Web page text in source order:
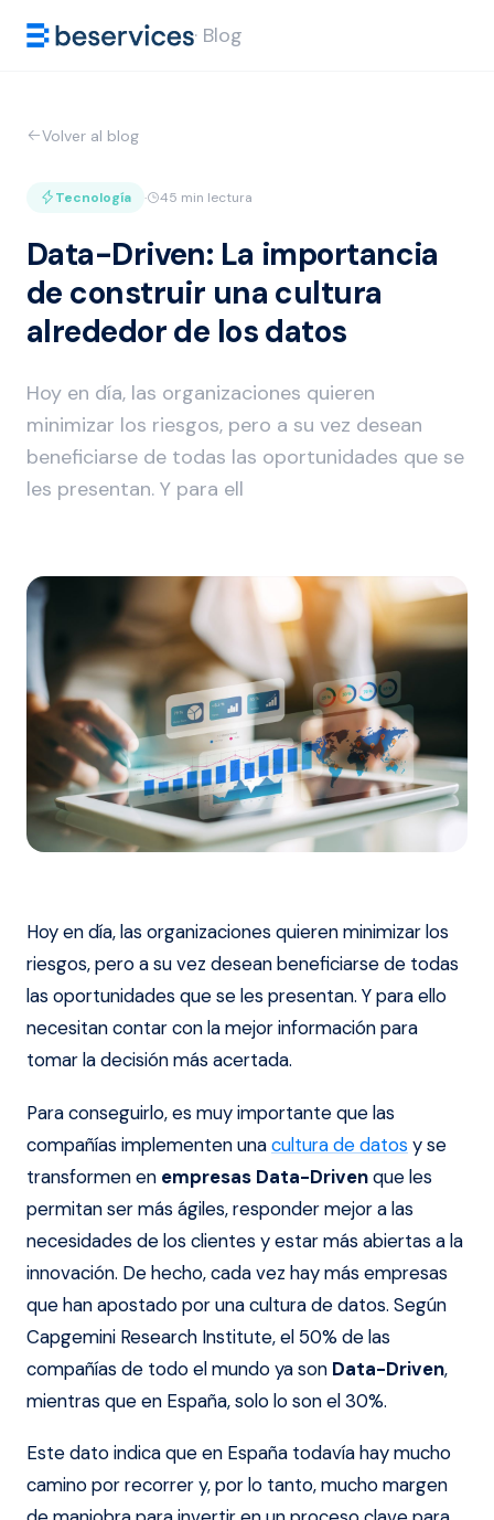
· Blog
Volver al blog
Tecnología · 45 min lectura
Data-Driven: La importancia
de construir una cultura
alrededor de los datos
Hoy en día, las organizaciones quieren
minimizar los riesgos, pero a su vez desean
beneficiarse de todas las oportunidades que se
les presentan. Y para ell
Hoy en día, las organizaciones quieren minimizar los
riesgos, pero a su vez desean beneficiarse de todas
las oportunidades que se les presentan. Y para ello
necesitan contar con la mejor información para
tomar la decisión más acertada.
Para conseguirlo, es muy importante que las
compañías implementen unacultura de datos y se
transformen en empresas Data-Drivenque les
permitan ser más ágiles, responder mejor a las
necesidades de los clientes y estar más abiertas a la
innovación. De hecho, cada vez hay más empresas
que han apostado por una cultura de datos. Según
Capgemini Research Institute, el 50% de las
compañías de todo el mundo ya son Data-Driven,
mientras que en España, solo lo son el 30%.
Este dato indica que en España todavía hay mucho
camino por recorrer y, por lo tanto, mucho margen